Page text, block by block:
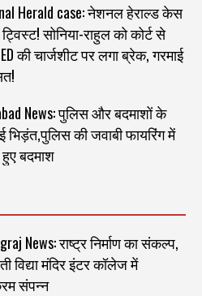
Herald case: नेशनल हेराल्ड केस
सोनिया-राहुल को कोर्ट से
की चार्जशीट पर लगा ब्रेक, गरमाई
News: पुलिस और बदमाशों के
भिड़ंत,पुलिस की जवाबी फायरिंग में
बदमाश
News: राष्ट्र निर्माण का संकल्प,
विद्या मंदिर इंटर कॉलेज में
संपन्न